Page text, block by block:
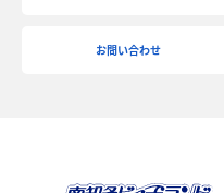
お問い合わせ